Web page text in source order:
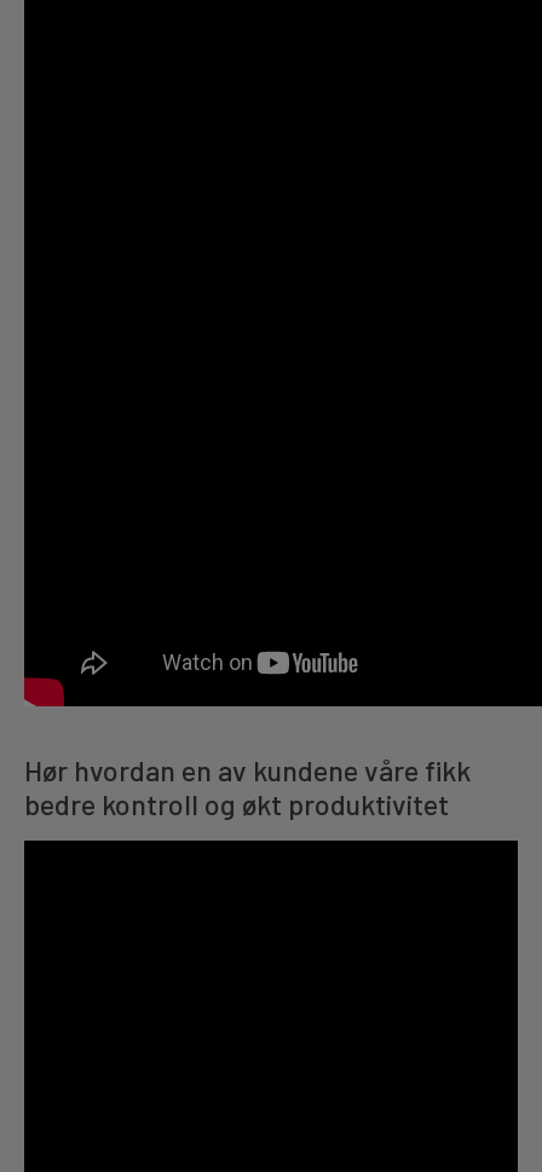
Hør hvordan en av kundene våre fikk
bedre kontroll og økt produktivitet